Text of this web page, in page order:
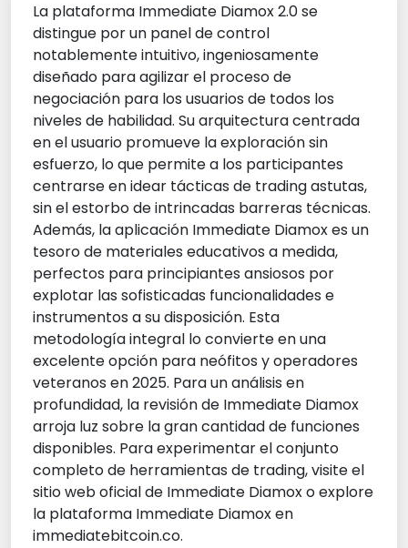
La plataforma Immediate Diamox 2.0 se
distingue por un panel de control
notablemente intuitivo, ingeniosamente
diseñado para agilizar el proceso de
negociación para los usuarios de todos los
niveles de habilidad. Su arquitectura centrada
en el usuario promueve la exploración sin
esfuerzo, lo que permite a los participantes
centrarse en idear tácticas de trading astutas,
sin el estorbo de intrincadas barreras técnicas.
Además, la aplicación Immediate Diamox es un
tesoro de materiales educativos a medida,
perfectos para principiantes ansiosos por
explotar las sofisticadas funcionalidades e
instrumentos a su disposición. Esta
metodología integral lo convierte en una
excelente opción para neófitos y operadores
veteranos en 2025. Para un análisis en
profundidad, la revisión de Immediate Diamox
arroja luz sobre la gran cantidad de funciones
disponibles. Para experimentar el conjunto
completo de herramientas de trading, visite el
sitio web oficial de Immediate Diamox o explore
la plataforma Immediate Diamox en
immediatebitcoin.co.